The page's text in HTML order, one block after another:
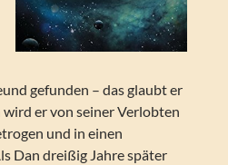
gefunden – das glaubt er
er von seiner Verlobten
und in einen
Dan dreißig Jahre später